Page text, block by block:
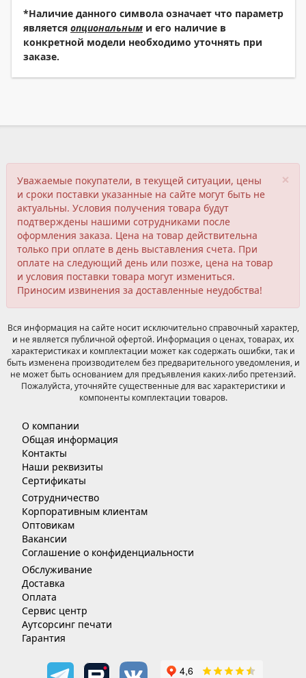
*Наличие данного символа означает что параметр
является опциональным и его наличие в
конкретной модели необходимо уточнять при
заказе.
×
Уважаемые покупатели, в текущей ситуации, цены
и сроки поставки указанные на сайте могут быть не
актуальны. Условия получения товара будут
подтверждены нашими сотрудниками после
оформления заказа. Цена на товар действительна
только при оплате в день выставления счета. При
оплате на следующий день или позже, цена на товар
и условия поставки товара могут измениться.
Приносим извинения за доставленные неудобства!
Вся информация на сайте носит исключительно справочный характер,
и не является публичной офертой. Информация о ценах, товарах, их
характеристиках и комплектации может как содержать ошибки, так и
быть изменена производителем без предварительного уведомления, и
не может быть основанием для предъявления каких-либо претензий.
Пожалуйста, уточняйте существенные для вас характеристики и
компоненты комплектации товаров.
О компании
Общая информация
Контакты
Наши реквизиты
Сертификаты
Сотрудничество
Корпоративным клиентам
Оптовикам
Вакансии
Соглашение о конфиденциальности
Обслуживание
Доставка
Оплата
Сервис центр
Аутсорсинг печати
Гарантия